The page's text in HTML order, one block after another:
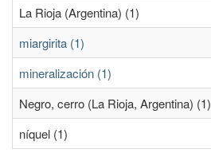
La Rioja (Argentina) (1)
miargirita (1)
mineralización (1)
Negro, cerro (La Rioja, Argentina) (1)
níquel (1)